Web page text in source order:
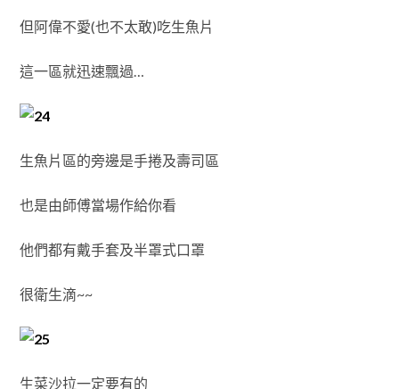
但阿偉不愛(也不太敢)吃生魚片
這一區就迅速飄過…
生魚片區的旁邊是手捲及壽司區
也是由師傅當場作給你看
他們都有戴手套及半罩式口罩
很衛生滴~~
生菜沙拉一定要有的